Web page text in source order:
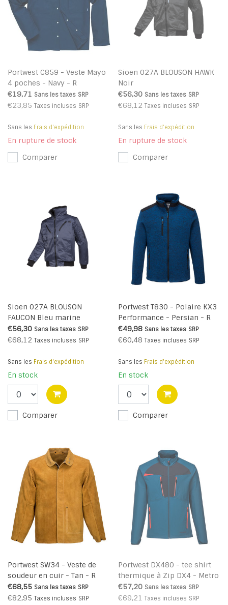
Portwest C859 - Veste Mayo
4 poches - Navy - R
€19,71 Sans les taxes SRP
€23,85 Taxes incluses SRP
Sans les Frais d'expédition
En rupture de stock
Comparer
Sioen 027A BLOUSON HAWK
Noir
€56,30 Sans les taxes SRP
€68,12 Taxes incluses SRP
Sans les Frais d'expédition
En rupture de stock
Comparer
Sioen 027A BLOUSON
FAUCON Bleu marine
€56,30 Sans les taxes SRP
€68,12 Taxes incluses SRP
Sans les Frais d'expédition
En stock
Comparer
Portwest T830 - Polaire KX3
Performance - Persian - R
€49,98 Sans les taxes SRP
€60,48 Taxes incluses SRP
Sans les Frais d'expédition
En stock
Comparer
Portwest SW34 - Veste de
soudeur en cuir - Tan - R
€68,55 Sans les taxes SRP
€82,95 Taxes incluses SRP
Portwest DX480 - tee shirt
thermique à Zip DX4 - Metro
Blue - R
€57,20 Sans les taxes SRP
€69,21 Taxes incluses SRP